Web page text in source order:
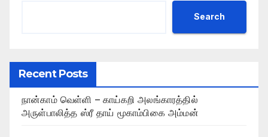
Search
Recent Posts
நான்காம் வெள்ளி – காய்கறி அலங்காரத்தில்
அருள்பாலித்த ஸ்ரீ தாய் மூகாம்பிகை அம்மன்